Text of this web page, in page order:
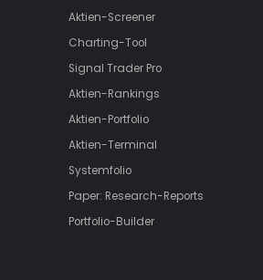
Aktien-Screener
Charting-Tool
Signal Trader Pro
Aktien-Rankings
Aktien-Portfolio
Aktien-Terminal
Systemfolio
Paper: Research-Reports
Portfolio-Builder